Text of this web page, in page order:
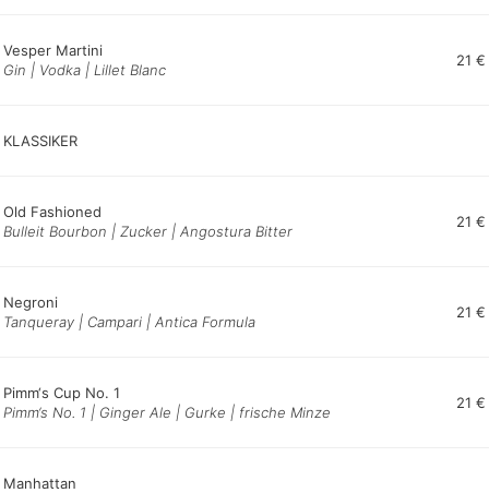
Vesper Martini
Gin | Vodka | Lillet Blanc
21 €
KLASSIKER
Old Fashioned
Bulleit Bourbon | Zucker | Angostura Bitter
21 €
Negroni
Tanqueray | Campari | Antica Formula
21 €
Pimm‘s Cup No. 1
Pimm‘s No. 1 | Ginger Ale | Gurke | frische Minze
21 €
Manhattan